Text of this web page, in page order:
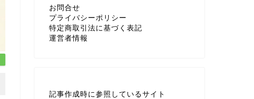
お問合せ
プライバシーポリシー
特定商取引法に基づく表記
運営者情報
記事作成時に参照しているサイト